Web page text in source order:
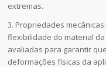
extremas.
3. Propriedades
flexibilidade do material
avaliadas para garantir
deformações físicas da